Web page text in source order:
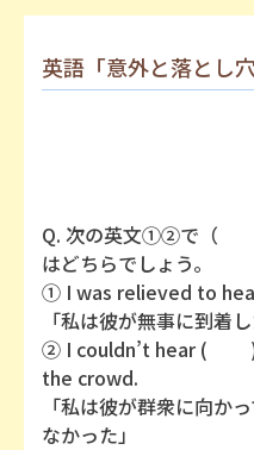
英語「意外と落とし
Q. 次の英文①②で（
はどちらでしょう。
① I was relieved to
「私は彼が無事に到着
② I couldn’t hear ( )
the crowd.
「私は彼が群衆に向か
なかった」